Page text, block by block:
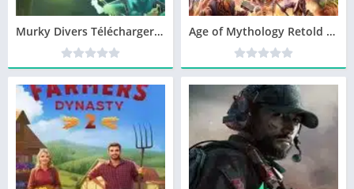
Murky Divers Télécharger jeu PC Age of Mythology Retold Télécharger jeu PC